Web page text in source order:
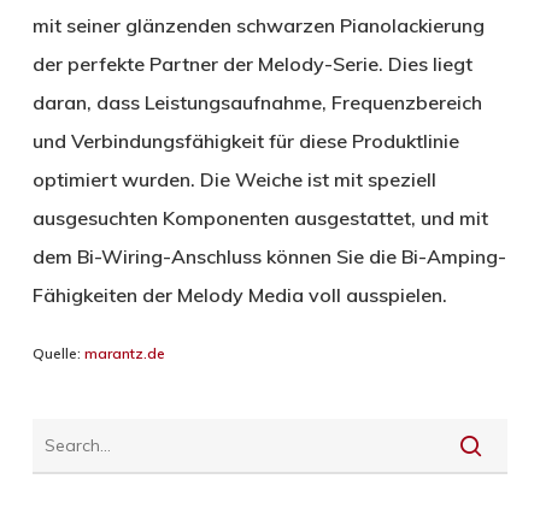
mit seiner glänzenden schwarzen Pianolackierung
der perfekte Partner der Melody-Serie. Dies liegt
daran, dass Leistungsaufnahme, Frequenzbereich
und Verbindungsfähigkeit für diese Produktlinie
optimiert wurden. Die Weiche ist mit speziell
ausgesuchten Komponenten ausgestattet, und mit
dem Bi-Wiring-Anschluss können Sie die Bi-Amping-
Fähigkeiten der Melody Media voll ausspielen.
Quelle: marantz.de